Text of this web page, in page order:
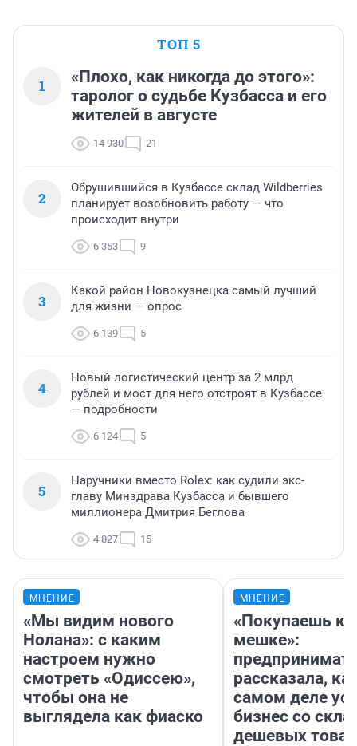
ТОП 5
1
«Плохо, как никогда до этого»:
таролог о судьбе Кузбасса и его
жителей в августе
14 930 21
2
Обрушившийся в Кузбассе склад Wildberries
планирует возобновить работу — что
происходит внутри
6 353 9
3
Какой район Новокузнецка самый лучший
для жизни — опрос
6 139 5
4
Новый логистический центр за 2 млрд
рублей и мост для него отстроят в Кузбассе
— подробности
6 124 5
5
Наручники вместо Rolex: как судили экс-
главу Минздрава Кузбасса и бывшего
миллионера Дмитрия Беглова
4 827 15
МНЕНИЕ
«Мы видим нового
Нолана»: с каким
настроем нужно
смотреть «Одиссею»,
чтобы она не
выглядела как фиаско
МНЕНИЕ
«Покупаешь
мешке»:
рассказала,
самом деле
бизнес со
дешевых